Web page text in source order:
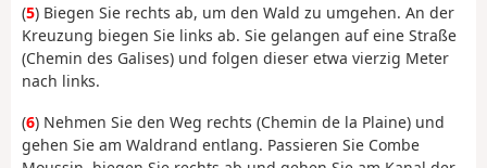
(5) Biegen Sie rechts ab, um den Wald zu umgehen. An der
Kreuzung biegen Sie links ab. Sie gelangen auf eine Straße
(Chemin des Galises) und folgen dieser etwa vierzig Meter
nach links.
(6) Nehmen Sie den Weg rechts (Chemin de la Plaine) und
gehen Sie am Waldrand entlang. Passieren Sie Combe